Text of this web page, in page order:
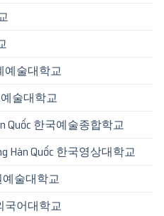
예술대학교
술대학교
Quốc 한국예술종합학교
Hàn Quốc 한국영상대학교
예술대학교
국어대학교